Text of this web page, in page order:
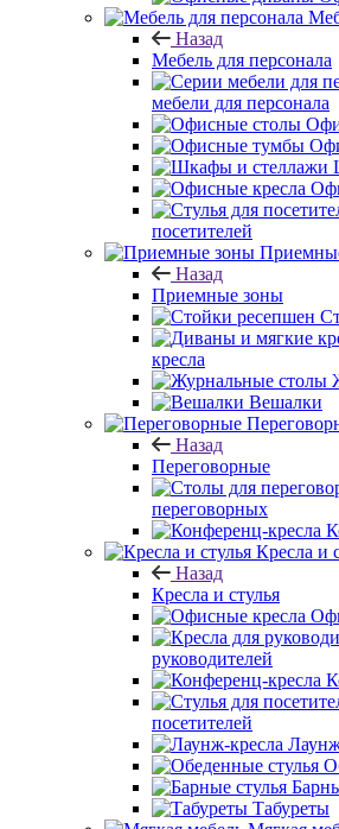
Назад
Мебель для персонала
мебели для персонала
посетителей
Назад
Приемные зоны
кресла
Вешалки
Назад
Переговорные
переговорных
Кресла и
Назад
Кресла и стулья
руководителей
посетителей
Табуреты